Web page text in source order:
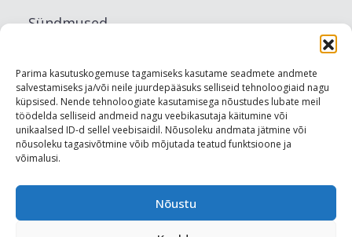
Parima kasutuskogemuse tagamiseks kasutame seadmete andmete
salvestamiseks ja/või neile juurdepääsuks selliseid tehnoloogiaid nagu
küpsised. Nende tehnoloogiate kasutamisega nõustudes lubate meil
töödelda selliseid andmeid nagu veebikasutaja käitumine või
unikaalsed ID-d sellel veebisaidil. Nõusoleku andmata jätmine või
nõusoleku tagasivõtmine võib mõjutada teatud funktsioone ja
võimalusi.
Nõustu
Sündmused
Maitseelamused
Vaatamisväärsused
Visit Tallinn
Turismiprofessionaalile